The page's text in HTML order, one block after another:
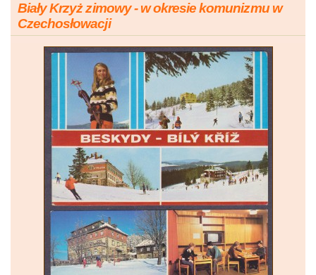
Biały Krzyż zimowy - w okresie komunizmu w
Czechosłowacji